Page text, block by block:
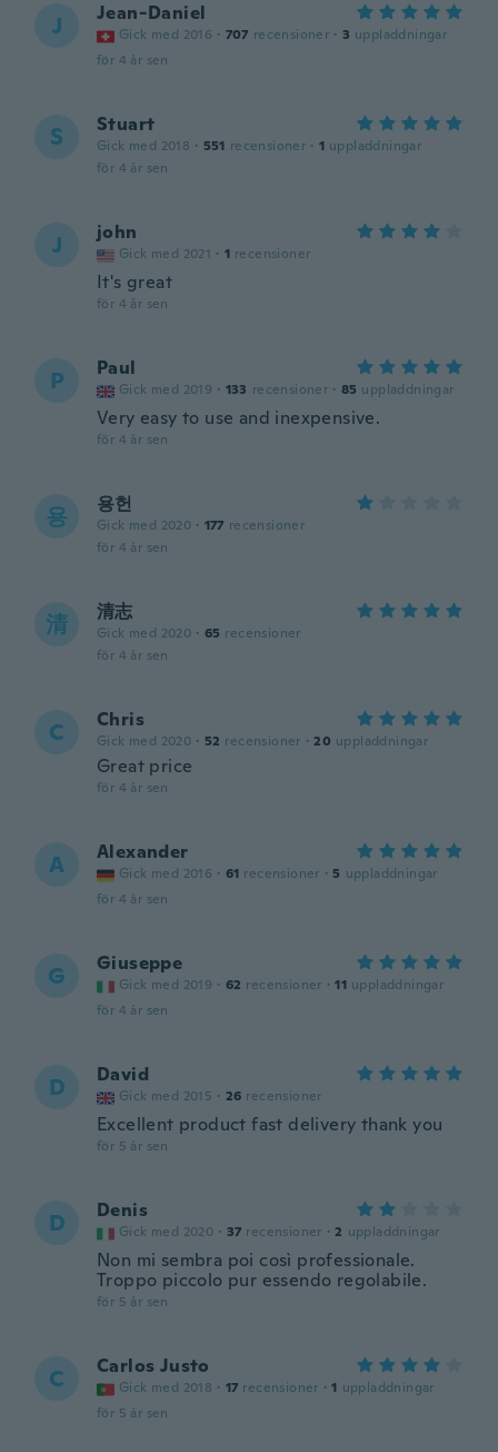
J Jean-Daniel
Gick med 2016 · 707 recensioner · 3 uppladdningar
för 4 år sen
S Stuart
Gick med 2018 · 551 recensioner · 1 uppladdningar
för 4 år sen
J john
Gick med 2021 · 1 recensioner
It's great
för 4 år sen
P Paul
Gick med 2019 · 133 recensioner · 85 uppladdningar
Very easy to use and inexpensive.
för 4 år sen
용 용헌
Gick med 2020 · 177 recensioner
för 4 år sen
清 清志
Gick med 2020 · 65 recensioner
för 4 år sen
C Chris
Gick med 2020 · 52 recensioner · 20 uppladdningar
Great price
för 4 år sen
A Alexander
Gick med 2016 · 61 recensioner · 5 uppladdningar
för 4 år sen
G Giuseppe
Gick med 2019 · 62 recensioner · 11 uppladdningar
för 4 år sen
D David
Gick med 2015 · 26 recensioner
Excellent product fast delivery thank you
för 5 år sen
D Denis
Gick med 2020 · 37 recensioner · 2 uppladdningar
Non mi sembra poi così professionale.
Troppo piccolo pur essendo regolabile.
för 5 år sen
C Carlos Justo
Gick med 2018 · 17 recensioner · 1 uppladdningar
för 5 år sen